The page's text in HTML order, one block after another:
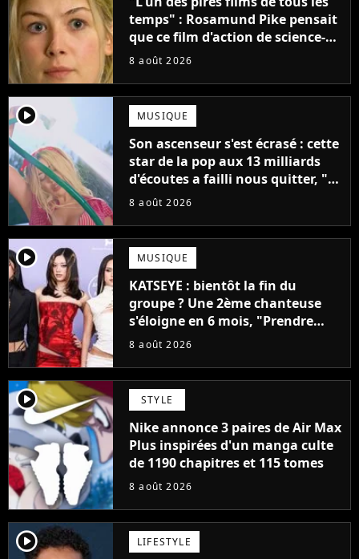
temps" : Rosamund Pike pensait
que ce film d'action de science-
fiction avec Dwayne Johnson
8 août 2026
player2 MUSIQUE
Son ascenseur s'est écrasé : cette
star de la pop aux 13 milliards
d'écoutes a failli nous quitter, "Je
pensais ne plus jamais chanter"
8 août 2026
player2 MUSIQUE
KATSEYE : bientôt la fin du
groupe ? Une 2ème chanteuse
s'éloigne en 6 mois, "Prendre
cette décision n’a pas été facile"
8 août 2026
player2 STYLE
Nike annonce 3 paires de Air Max
Plus inspirées d'un manga culte
de 1190 chapitres et 115 tomes
8 août 2026
player2 LIFESTYLE